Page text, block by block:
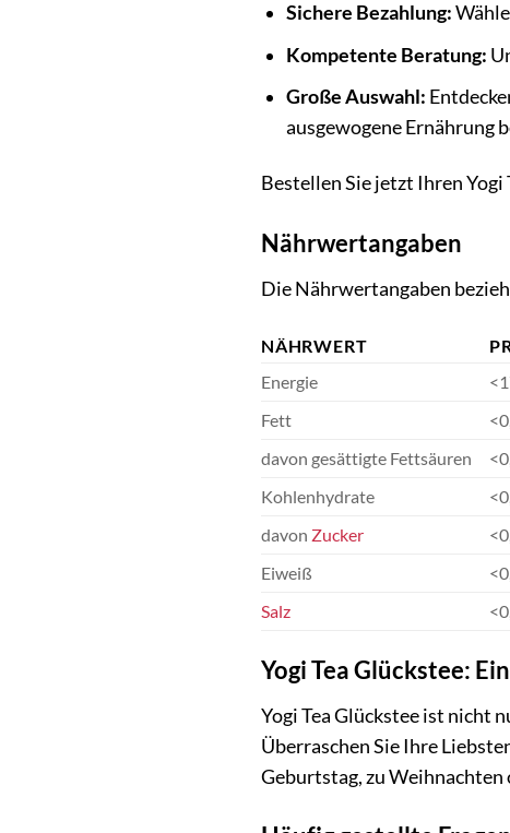
Sichere Bezahlung:
Kompetente Beratung:
Große Auswahl:
ausgewogene Ernährung
Bestellen Sie jetzt Ihren Yogi
Nährwertangaben
Die Nährwertangaben
NÄHRWERT
Energie
Fett
davon gesättigte Fettsäuren
Kohlenhydrate
davon Zucker
Eiweiß
Salz
Yogi Tea Glückstee:
Yogi Tea Glückstee ist nicht
Überraschen Sie Ihre
Geburtstag, zu Weihnachten